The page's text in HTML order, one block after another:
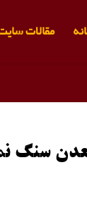
مقالات
سنگ